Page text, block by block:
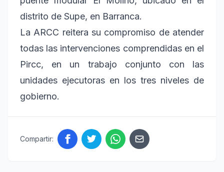
distrito de Supe, en Barranca.
La ARCC reitera su compromiso de atender
todas las intervenciones comprendidas en el
Pircc, en un trabajo conjunto con las
unidades ejecutoras en los tres niveles de
gobierno.
Compartir: